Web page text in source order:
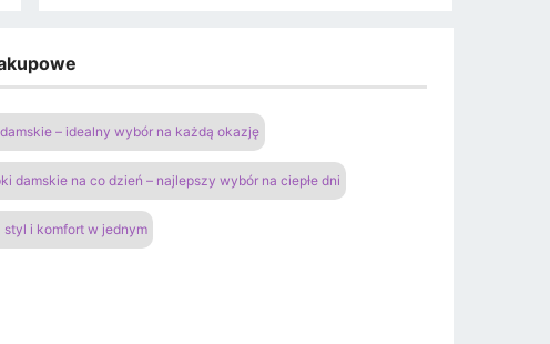
– idealny wybór na każdą okazję
damskie na co dzień – najlepszy wybór na ciepłe dni
i komfort w jednym